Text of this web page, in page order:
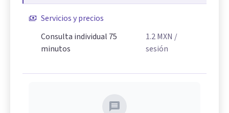
Servicios y precios
Consulta individual 75
minutos
1.2MXN /
sesión